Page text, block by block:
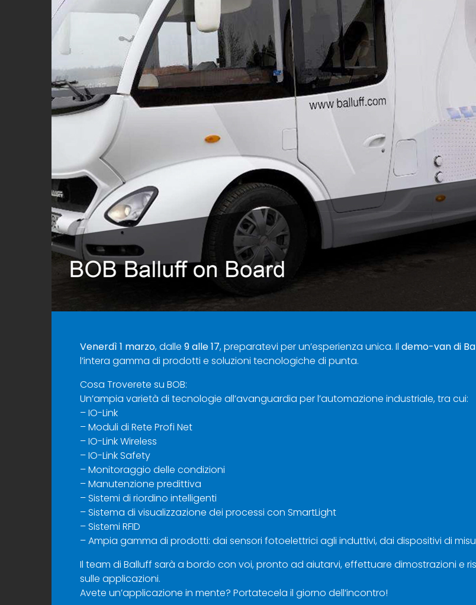
Venerdì 1 marzo, dalle 9 alle 17, preparatevi per un’esperienza unica. Il demo-van di
l’intera gamma di prodotti e soluzioni tecnologiche di punta.
Cosa Troverete su BOB:
Un’ampia varietà di tecnologie all’avanguardia per l’automazione industriale, tra cui:
– IO-Link
– Moduli di Rete Profi Net
– IO-Link Wireless
– IO-Link Safety
– Monitoraggio delle condizioni
– Manutenzione predittiva
– Sistemi di riordino intelligenti
– Sistema di visualizzazione dei processi con SmartLight
– Sistemi RFID
– Ampia gamma di prodotti: dai sensori fotoelettrici agli induttivi, dai dispositivi di
Il team di Balluff sarà a bordo con voi, pronto ad aiutarvi, effettuare dimostrazioni e
sulle applicazioni.
Avete un’applicazione in mente? Portatecela il giorno dell’incontro!